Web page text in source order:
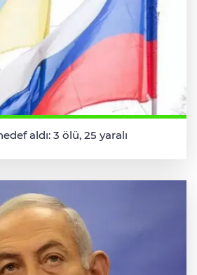
aldı: 3 ölü, 25 yaralı